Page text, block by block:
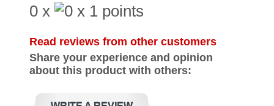
0 x
Read reviews from other customers
Share your experience and opinion
about this product with others: